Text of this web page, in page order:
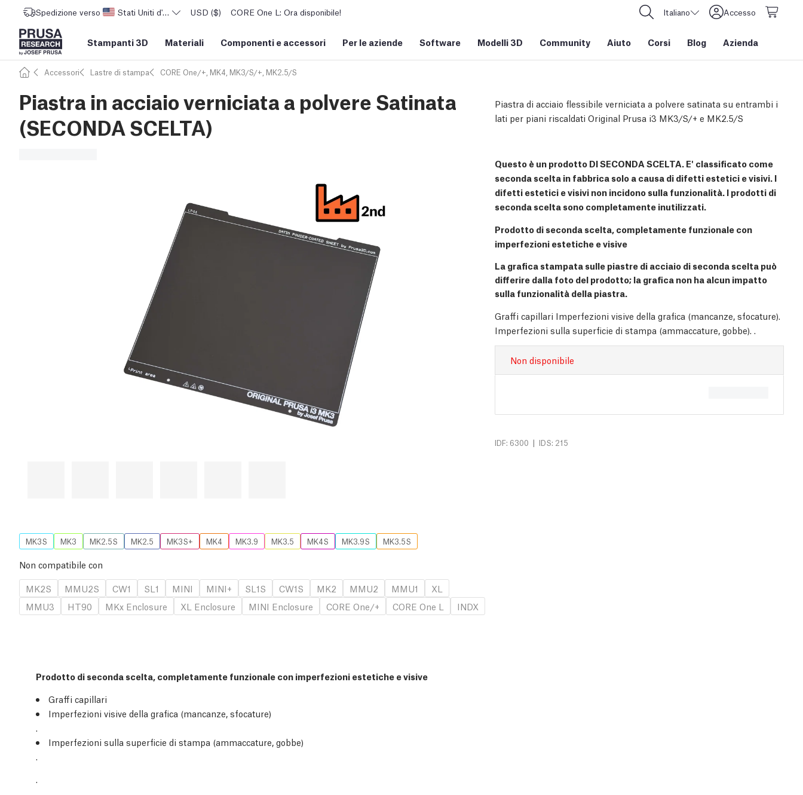
Spedizione verso Stati Uniti d'AmericaUSD ($) CORE One L: Ora disponibile! Italiano Accesso
Stampanti 3D Materiali Componenti e accessori Per le aziende Software Modelli 3D Community Aiuto Corsi Blog Azienda
Accessori Lastre di stampa CORE One/+, MK4, MK3/S/+, MK2.5/S
Piastra in acciaio verniciata a polvere Satinata
(SECONDA SCELTA)
Piastra di acciaio flessibile verniciata a polvere satinata su entrambi i
lati per piani riscaldati Original Prusa i3 MK3/S/+ e MK2.5/S
Questo è un prodotto DI SECONDA SCELTA. E' classificato come
seconda scelta in fabbrica solo a causa di difetti estetici e visivi. I
difetti estetici e visivi non incidono sulla funzionalità. I prodotti di
seconda scelta sono completamente inutilizzati.
Prodotto di seconda scelta, completamente funzionale con
imperfezioni estetiche e visive
La grafica stampata sulle piastre di acciaio di seconda scelta può
differire dalla foto del prodotto; la grafica non ha alcun impatto
sulla funzionalità della piastra.
Graffi capillari Imperfezioni visive della grafica (mancanze, sfocature).
Imperfezioni sulla superficie di stampa (ammaccature, gobbe). .
Non disponibile
IDF: 6300 | IDS: 215
MK3S MK3 MK2.5S MK2.5 MK3S+ MK4 MK3.9 MK3.5 MK4S MK3.9S MK3.5S
Non compatibile con
MK2S
MMU2S CW1 SL1 MINI MINI+ SL1S CW1S MK2 MMU2 MMU1
XL
MMU3
HT90 MKx Enclosure XL Enclosure MINI Enclosure CORE One/+ CORE One L INDX
Prodotto di seconda scelta, completamente funzionale con imperfezioni estetiche e visive
Graffi capillari
Imperfezioni visive della grafica (mancanze, sfocature)
.
Imperfezioni sulla superficie di stampa (ammaccature, gobbe)
.
.